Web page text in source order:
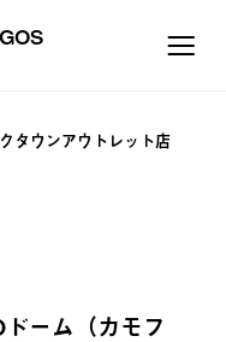
タウンアウトレット店
ーム（カモフ